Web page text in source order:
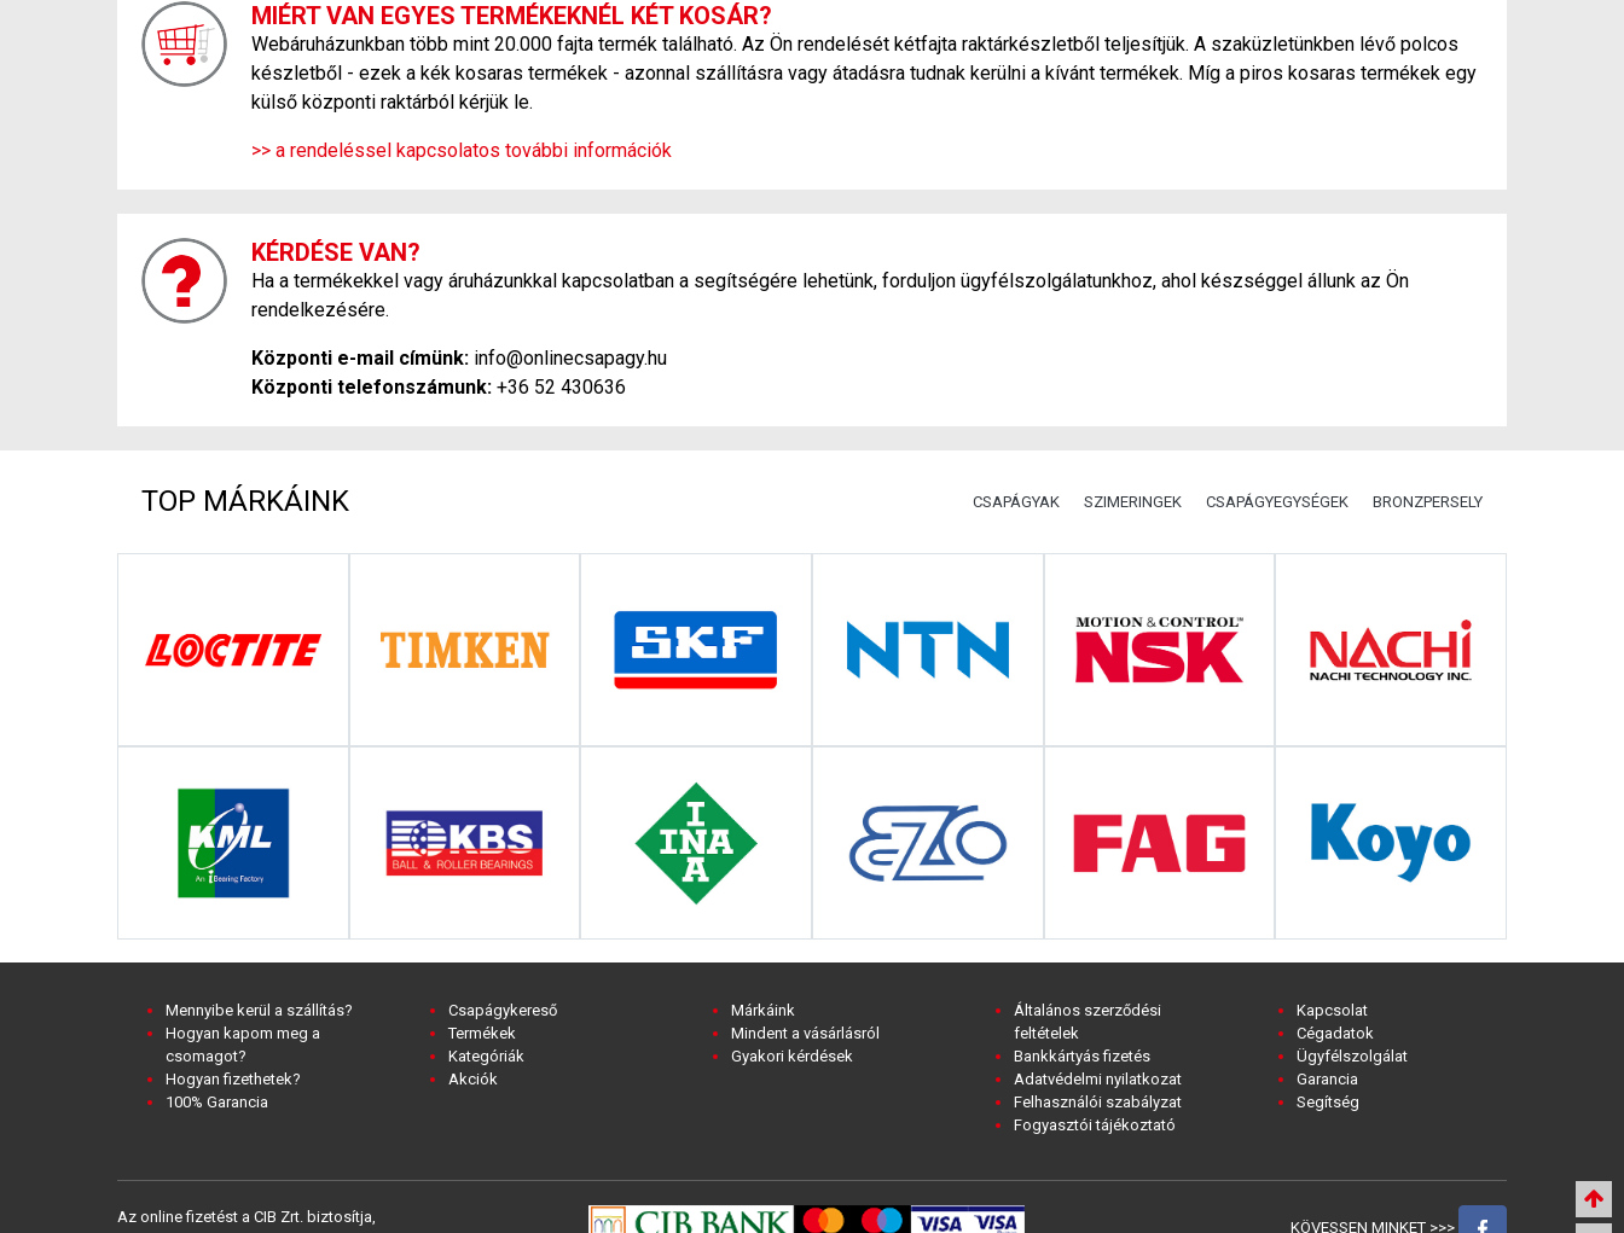
MIÉRT VAN EGYES TERMÉKEKNÉL KÉT KOSÁR?
Webáruházunkban több mint 20.000 fajta termék található. Az Ön rendelését kétfajta raktárkészletből teljesítjük. A szaküzletünkben lévő polcos
készletből - ezek a kék kosaras termékek - azonnal szállításra vagy átadásra tudnak kerülni a kívánt termékek. Míg a piros kosaras termékek egy
külső központi raktárból kérjük le.
>> a rendeléssel kapcsolatos további információk
KÉRDÉSE VAN?
Ha a termékekkel vagy áruházunkkal kapcsolatban a segítségére lehetünk, forduljon ügyfélszolgálatunkhoz, ahol készséggel állunk az Ön
rendelkezésére.
Központi e-mail címünk: info@onlinecsapagy.hu
Központi telefonszámunk: +36 52 430636
TOP MÁRKÁINK CSAPÁGYAK SZIMERINGEK CSAPÁGYEGYSÉGEK BRONZPERSELY
Mennyibe kerül a szállítás?
Hogyan kapom meg a
csomagot?
Hogyan fizethetek?
100% Garancia
Csapágykereső
Termékek
Kategóriák
Akciók
Márkáink
Mindent a vásárlásról
Gyakori kérdések
Általános szerződési
feltételek
Bankkártyás fizetés
Adatvédelmi nyilatkozat
Felhasználói szabályzat
Fogyasztói tájékoztató
Kapcsolat
Cégadatok
Ügyfélszolgálat
Garancia
Segítség
Az online fizetést a CIB Zrt. biztosítja,
KÖVESSEN MINKET >>>